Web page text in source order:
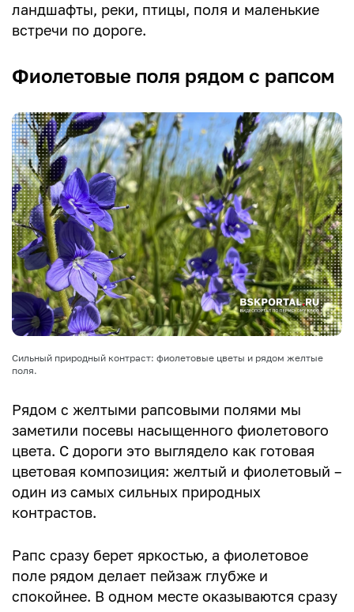
ландшафты, реки, птицы, поля и маленькие
встречи по дороге.
Фиолетовые поля рядом с рапсом
Сильный природный контраст: фиолетовые цветы и рядом желтые
поля.
Рядом с желтыми рапсовыми полями мы
заметили посевы насыщенного фиолетового
цвета. С дороги это выглядело как готовая
цветовая композиция: желтый и фиолетовый –
один из самых сильных природных
контрастов.
Рапс сразу берет яркостью, а фиолетовое
поле рядом делает пейзаж глубже и
спокойнее. В одном месте оказываются сразу